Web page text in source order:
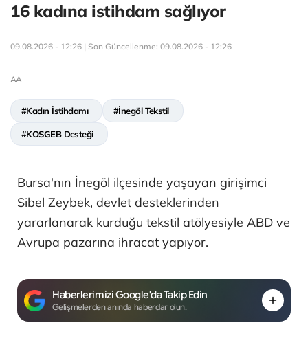
16 kadına istihdam sağlıyor
09.08.2026 - 12:26 | Son Güncellenme: 09.08.2026 - 12:26
AA
#Kadın İstihdamı #İnegöl Tekstil
#KOSGEB Desteği
Bursa'nın İnegöl ilçesinde yaşayan girişimci
Sibel Zeybek, devlet desteklerinden
yararlanarak kurduğu tekstil atölyesiyle ABD ve
Avrupa pazarına ihracat yapıyor.
Haberlerimizi Google'da Takip Edin
Gelişmelerden anında haberdar olun.